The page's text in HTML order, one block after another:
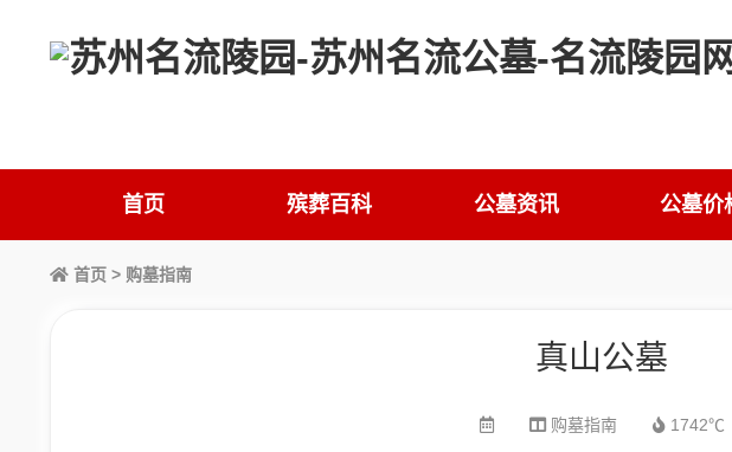
首页 殡葬百科 公墓资讯 公墓价
首页 > 购墓指南
真山公墓
购墓指南 1742℃